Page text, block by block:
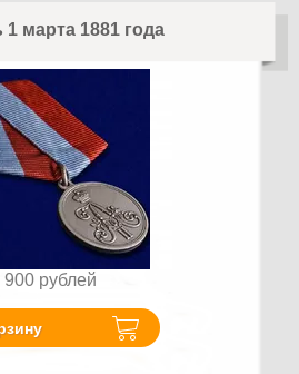
1 марта 1881 года
900 рублей